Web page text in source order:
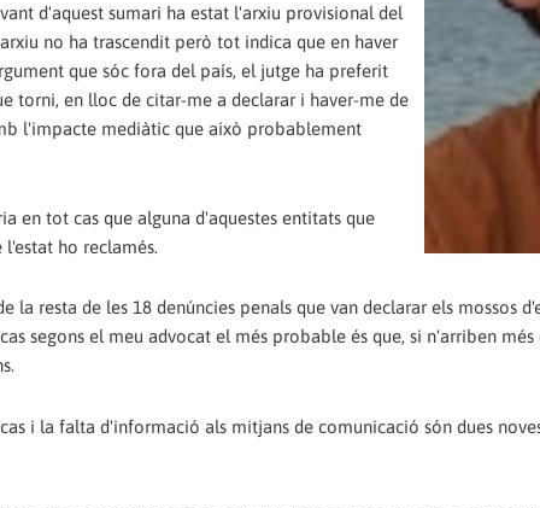
d'aquest sumari ha estat l'arxiu provisional del
arxiu no ha trascendit però tot indica que en haver
que sóc fora del país, el jutge ha preferit
torni, en lloc de citar-me a declarar i haver-me de
l'impacte mediàtic que això probablement
en tot cas que alguna d'aquestes entitats que
ho reclamés.
la resta de les 18 denúncies penals que van declarar els mossos
segons el meu advocat el més probable és que, si n'arriben
i la falta d'informació als mitjans de comunicació són dues